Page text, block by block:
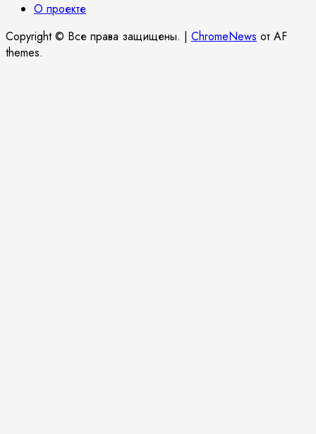
О проекте
Copyright © Все права защищены. | ChromeNews от AF
themes.